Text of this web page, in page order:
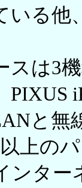
いる他
は3
PIXUS
と無
上の
ンター